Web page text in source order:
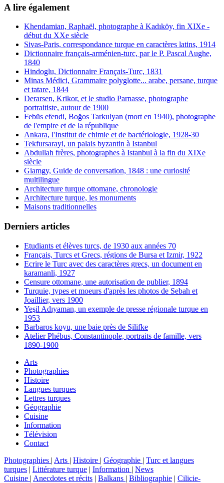
A lire également
Khendamian, Raphaël, photographe à Kadıköy, fin XIXe -
début du XXe siècle
Sivas-Paris, correspondance turque en caractères latins, 1914
Dictionnaire français-arménien-turc, par le P. Pascal Aughe,
1840
Hindoglu, Dictionnaire Français-Turc, 1831
Minas Médici, Grammaire polyglotte... arabe, persane, turque
et tatare, 1844
Derarsen, Krikor, et le studio Parnasse, photographe
portraitiste, autour de 1900
Febüs efendi, Boğos Tarkulyan (mort en 1940), photographe
de l'empire et de la république
Ankara, l'Institut de chimie et de bactériologie, 1928-30
Tekfursarayi, un palais byzantin à Istanbul
Abdullah frères, photographes à Istanbul à la fin du XIXe
siècle
Giamgy, Guide de conversation, 1848 : une curiosité
multilingue
Architecture turque ottomane, chronologie
Architecture turque, les monuments
Maisons traditionnelles
Derniers articles
Etudiants et élèves turcs, de 1930 aux années 70
Français, Turcs et Grecs, régions de Bursa et Izmir, 1922
Ecrire le Turc avec des caractères grecs, un document en
karamanli, 1927
Censure ottomane, une autorisation de publier, 1894
Turquie, types et moeurs d'après les photos de Sebah et
Joaillier, vers 1900
Yeşil Adıyaman, un exemple de presse régionale turque en
1953
Barbaros koyu, une baie près de Silifke
Atelier Phébus, Constantinople, portraits de famille, vers
1890-1900
Arts
Photographies
Histoire
Langues turques
Lettres turques
Géographie
Cuisine
Information
Télévision
Contact
Photographies | Arts | Histoire | Géographie | Turc et langues
turques | Littérature turque | Information | News
Cuisine | Anecdotes et récits | Balkans | Bibliographie | Cilicie-